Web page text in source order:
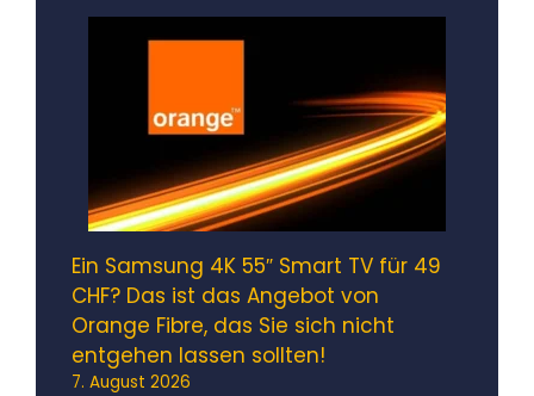
Ein Samsung 4K 55″ Smart TV für 49
CHF? Das ist das Angebot von
Orange Fibre, das Sie sich nicht
entgehen lassen sollten!
7. August 2026